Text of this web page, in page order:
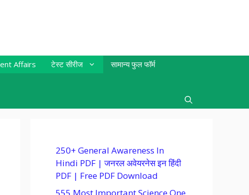
Affairs टेस्ट सीरीज
सामान्य फुल फॉर्म
250+ General Awareness In
Hindi PDF | जनरल अवेयरनेस इन हिंदी
PDF | Free PDF Download
555 Most Important Science One